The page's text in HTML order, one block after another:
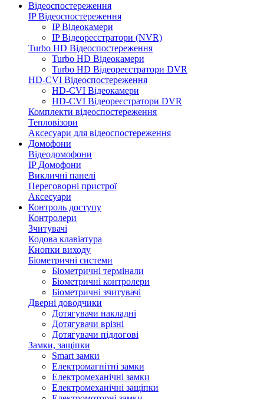
Відеоспостереження
IP Відеоспостереження
IP Відеокамери
IP Відеореєстратори (NVR)
Turbo HD Відеоспостереження
Turbo HD Відеокамери
Turbo HD Відеореєстратори DVR
HD-CVI Відеоспостереження
HD-CVI Відеокамери
HD-CVI Відеореєстратори DVR
Комплекти відеоспостереження
Тепловізори
Аксесуари для відеоспостереження
Домофони
Відеодомофони
IP Домофони
Викличні панелі
Переговорні пристрої
Аксесуари
Контроль доступу
Контролери
Зчитувачі
Кодова клавіатура
Кнопки виходу
Біометричні системи
Біометричні термінали
Біометричні контролери
Біометричні зчитувачі
Дверні доводчики
Дотягувачи накладні
Дотягувачи врізні
Дотягувачи підлогові
Замки, защіпки
Smart замки
Електромагнітні замки
Електромеханічні замки
Електромеханічні защіпки